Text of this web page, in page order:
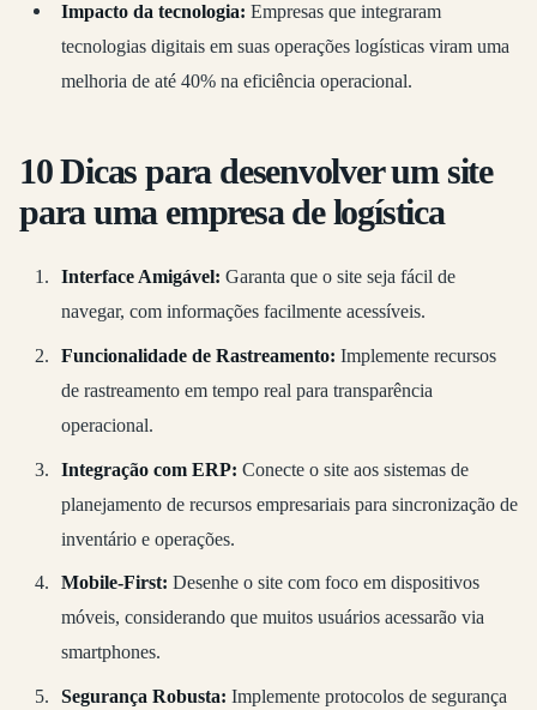
Impacto da tecnologia: Empresas que integraram
tecnologias digitais em suas operações logísticas viram uma
melhoria de até 40% na eficiência operacional.
10 Dicas para desenvolver um site
para uma empresa de logística
Interface Amigável: Garanta que o site seja fácil de
navegar, com informações facilmente acessíveis.
Funcionalidade de Rastreamento: Implemente recursos
de rastreamento em tempo real para transparência
operacional.
Integração com ERP: Conecte o site aos sistemas de
planejamento de recursos empresariais para sincronização de
inventário e operações.
Mobile-First: Desenhe o site com foco em dispositivos
móveis, considerando que muitos usuários acessarão via
smartphones.
Segurança Robusta: Implemente protocolos de segurança